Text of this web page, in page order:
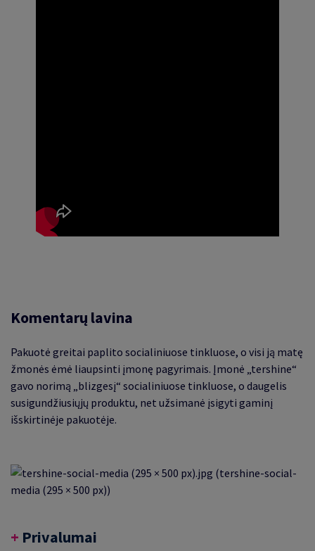
Komentarų lavina
Pakuotė greitai paplito socialiniuose tinkluose, o visi ją matę
žmonės ėmė liaupsinti įmonę pagyrimais. Įmonė „tershine“
gavo norimą „blizgesį“ socialiniuose tinkluose, o daugelis
susigundžiusiųjų produktu, net užsimanė įsigyti gaminį
išskirtinėje pakuotėje.
+ Privalumai